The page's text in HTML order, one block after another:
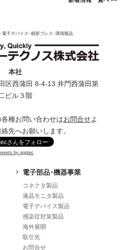
電子デバイス･精密プレス･環境製品
本社
区⻄蒲⽥ 8-4-13 井⾨⻄蒲⽥第
ビル３階
種お問い合わせはお問合せよ
先へお願いします。
by qqqtec
電子部品･機器事業
コネクタ製品
液晶モニタ製品
電子デバイス製品
感染症対策製品
海外展開
取引先
お問合せ